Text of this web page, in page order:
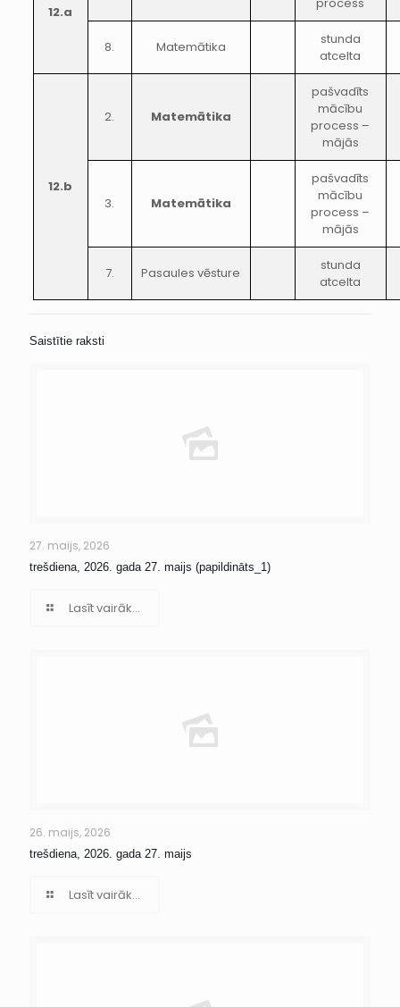
12.a
8. Matemātika
stunda
atcelta
12.b
2. Matemātika
pašvadīts
mācību
process –
mājās
3. Matemātika
pašvadīts
mācību
process –
mājās
7. Pasaules vēsture
stunda
atcelta
Saistītie raksti
27. maijs, 2026
trešdiena, 2026. gada 27. maijs (papildināts_1)
Lasīt vairāk...
26. maijs, 2026
trešdiena, 2026. gada 27. maijs
Lasīt vairāk...